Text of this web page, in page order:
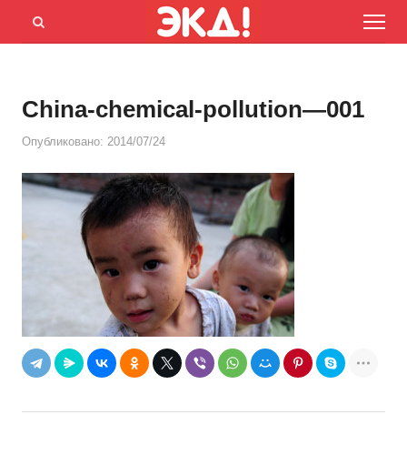
Menu
Открыть
China-chemical-pollution—001
Опубликовано: 2014/07/24